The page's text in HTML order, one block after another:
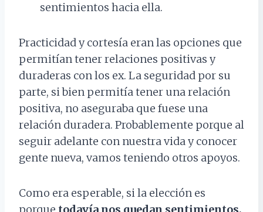
sentimientos hacia ella.
Practicidad y cortesía eran las opciones que
permitían tener relaciones positivas y
duraderas con los ex. La seguridad por su
parte, si bien permitía tener una relación
positiva, no aseguraba que fuese una
relación duradera. Probablemente porque al
seguir adelante con nuestra vida y conocer
gente nueva, vamos teniendo otros apoyos.
Como era esperable, si la elección es